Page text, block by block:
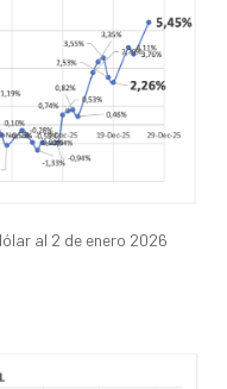
al 2 de enero 2026